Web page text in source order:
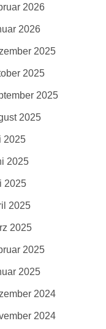
2026
2026
2025
2025
2025
2025
2025
2025
2025
2025
2025
2025
2025
2024
2024